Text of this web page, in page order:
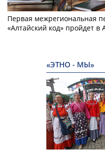
Первая межрегиональная
«Алтайский код» пройдет в
«ЭТНО - МЫ»